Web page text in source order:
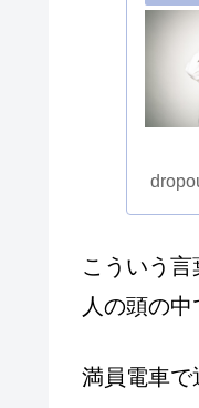
こういう
人の頭の
満員電車で